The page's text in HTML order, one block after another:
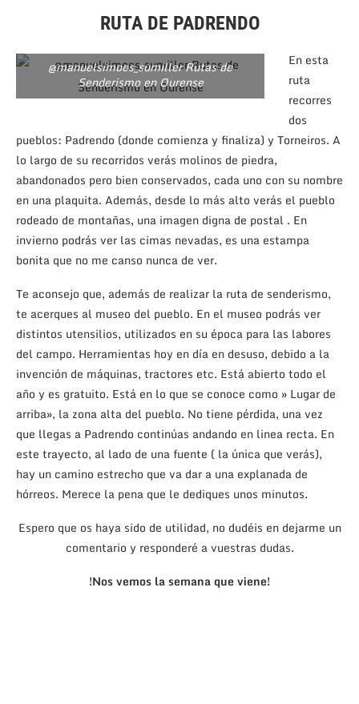
RUTA DE PADRENDO
@manuelsimoes_sumiller Rutas de
Senderismo en Ourense
En esta
ruta
recorres
dos
pueblos: Padrendo (donde comienza y finaliza) y Torneiros. A
lo largo de su recorridos verás molinos de piedra,
abandonados pero bien conservados, cada uno con su nombre
en una plaquita. Además, desde lo más alto verás el pueblo
rodeado de montañas, una imagen digna de postal . En
invierno podrás ver las cimas nevadas, es una estampa
bonita que no me canso nunca de ver.
Te aconsejo que, además de realizar la ruta de senderismo,
te acerques al museo del pueblo. En el museo podrás ver
distintos utensilios, utilizados en su época para las labores
del campo. Herramientas hoy en día en desuso, debido a la
invención de máquinas, tractores etc. Está abierto todo el
año y es gratuito. Está en lo que se conoce como » Lugar de
arriba», la zona alta del pueblo. No tiene pérdida, una vez
que llegas a Padrendo continúas andando en linea recta. En
este trayecto, al lado de una fuente ( la única que verás),
hay un camino estrecho que va dar a una explanada de
hórreos. Merece la pena que le dediques unos minutos.
Espero que os haya sido de utilidad, no dudéis en dejarme un
comentario y responderé a vuestras dudas.
!Nos vemos la semana que viene!